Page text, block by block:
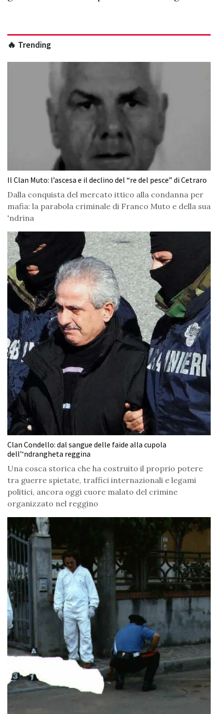
🔥 Trending
Il Clan Muto: l’ascesa e il declino del “re del pesce” di Cetraro
Dalla conquista del mercato ittico alla condanna per
mafia: la parabola criminale di Franco Muto e della sua
'ndrina
Clan Condello: dal sangue delle faide alla cupola
dell’‘ndrangheta reggina
Una cosca storica che ha costruito il proprio potere
tra guerre spietate, traffici internazionali e legami
politici, ancora oggi cuore malato del crimine
organizzato nel reggino